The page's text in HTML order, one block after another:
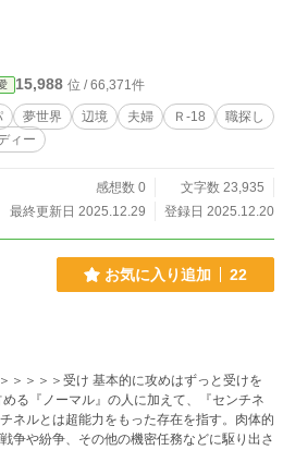
15,988 位 / 66,371件
夢世界 辺境 夫婦 Ｒ-18
職探し
ィー
感想数 0
文字数 23,935
最終更新日 2025.12.29
登録日 2025.12.20
お気に入り追加 22
ネルとは超能力をもった存在を指す。肉体的
争や紛争、その他の機密任務などに駆り出さ